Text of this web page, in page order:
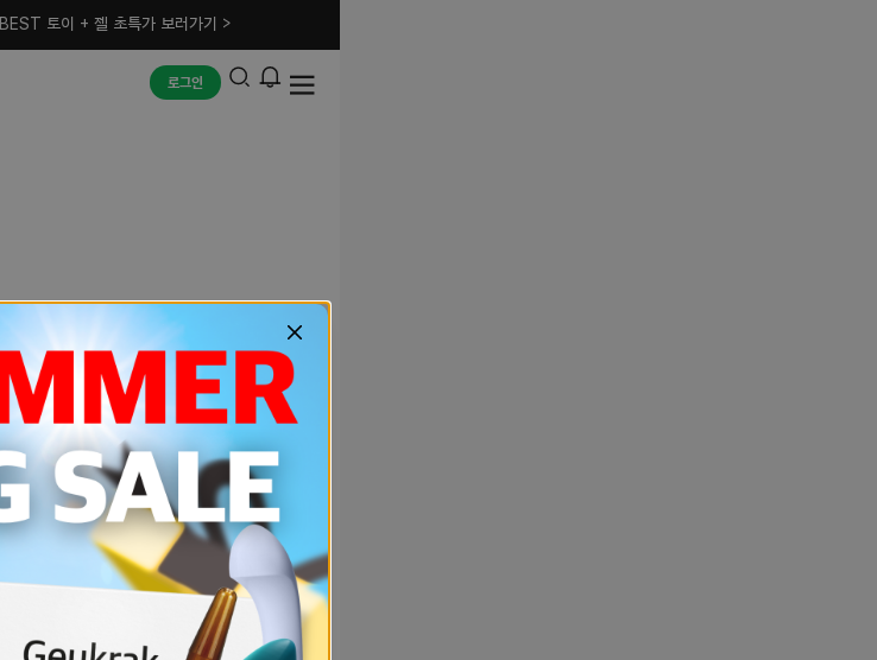
BEST 토이 + 젤 초특가 보러가기 >
로그인
예상치 못한 에러입니다.